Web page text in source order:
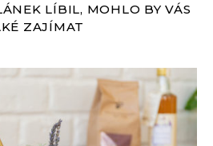
LÍBIL, MOHLO BY VÁS
ZAJÍMAT